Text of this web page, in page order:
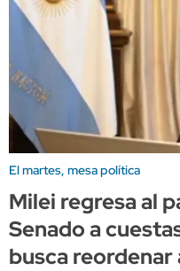
El martes, mesa política
Milei regresa al
Senado a
busca reordenar